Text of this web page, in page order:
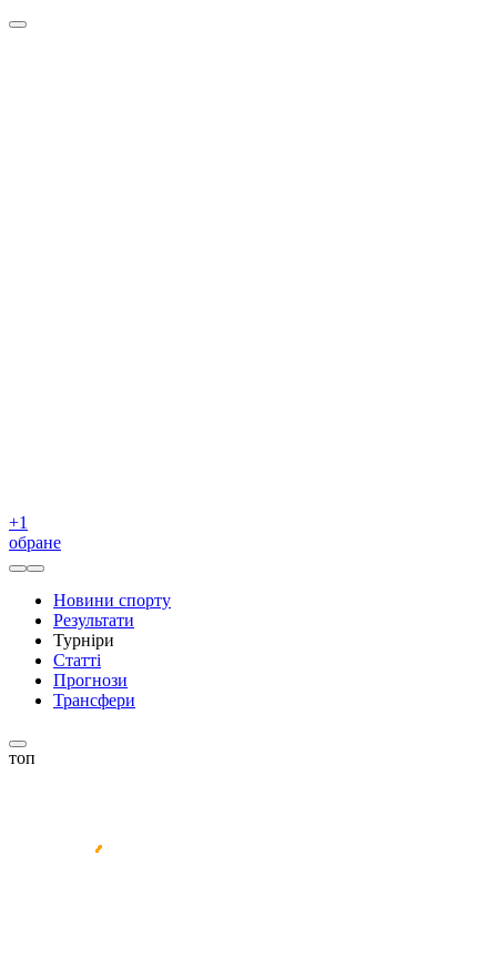
+1
обране
Новини спорту
Результати
Турніри
Статті
Прогнози
Трансфери
топ